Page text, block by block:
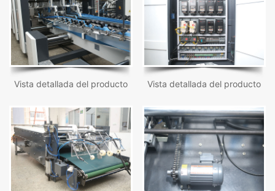
Vista detallada del producto Vista detallada del producto